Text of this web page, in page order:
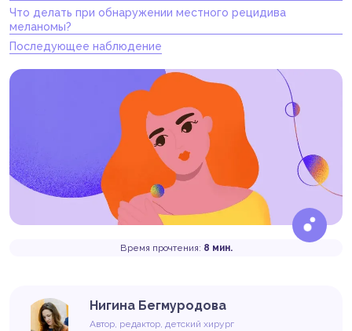
Что делать при обнаружении местного рецидива
меланомы?
Последующее наблюдение
Время прочтения: 8 мин.
Нигина Бегмуродова
Автор, редактор, детский хирург